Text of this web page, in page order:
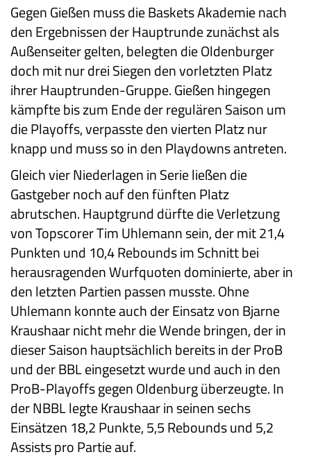
Gegen Gießen muss die Baskets Akademie nach
den Ergebnissen der Hauptrunde zunächst als
Außenseiter gelten, belegten die Oldenburger
doch mit nur drei Siegen den vorletzten Platz
ihrer Hauptrunden-Gruppe. Gießen hingegen
kämpfte bis zum Ende der regulären Saison um
die Playoffs, verpasste den vierten Platz nur
knapp und muss so in den Playdowns antreten.
Gleich vier Niederlagen in Serie ließen die
Gastgeber noch auf den fünften Platz
abrutschen. Hauptgrund dürfte die Verletzung
von Topscorer Tim Uhlemann sein, der mit 21,4
Punkten und 10,4 Rebounds im Schnitt bei
herausragenden Wurfquoten dominierte, aber in
den letzten Partien passen musste. Ohne
Uhlemann konnte auch der Einsatz von Bjarne
Kraushaar nicht mehr die Wende bringen, der in
dieser Saison hauptsächlich bereits in der ProB
und der BBL eingesetzt wurde und auch in den
ProB-Playoffs gegen Oldenburg überzeugte. In
der NBBL legte Kraushaar in seinen sechs
Einsätzen 18,2 Punkte, 5,5 Rebounds und 5,2
Assists pro Partie auf.